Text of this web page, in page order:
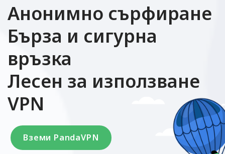
Анонимно сърфиране
Бърза и сигурна
връзка
Лесен за използване
VPN
Вземи PandaVPN